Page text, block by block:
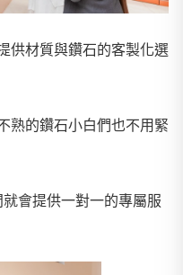
供材質與鑽石的客製化選
熟的鑽石小白們也不用緊
會提供一對一的專屬服